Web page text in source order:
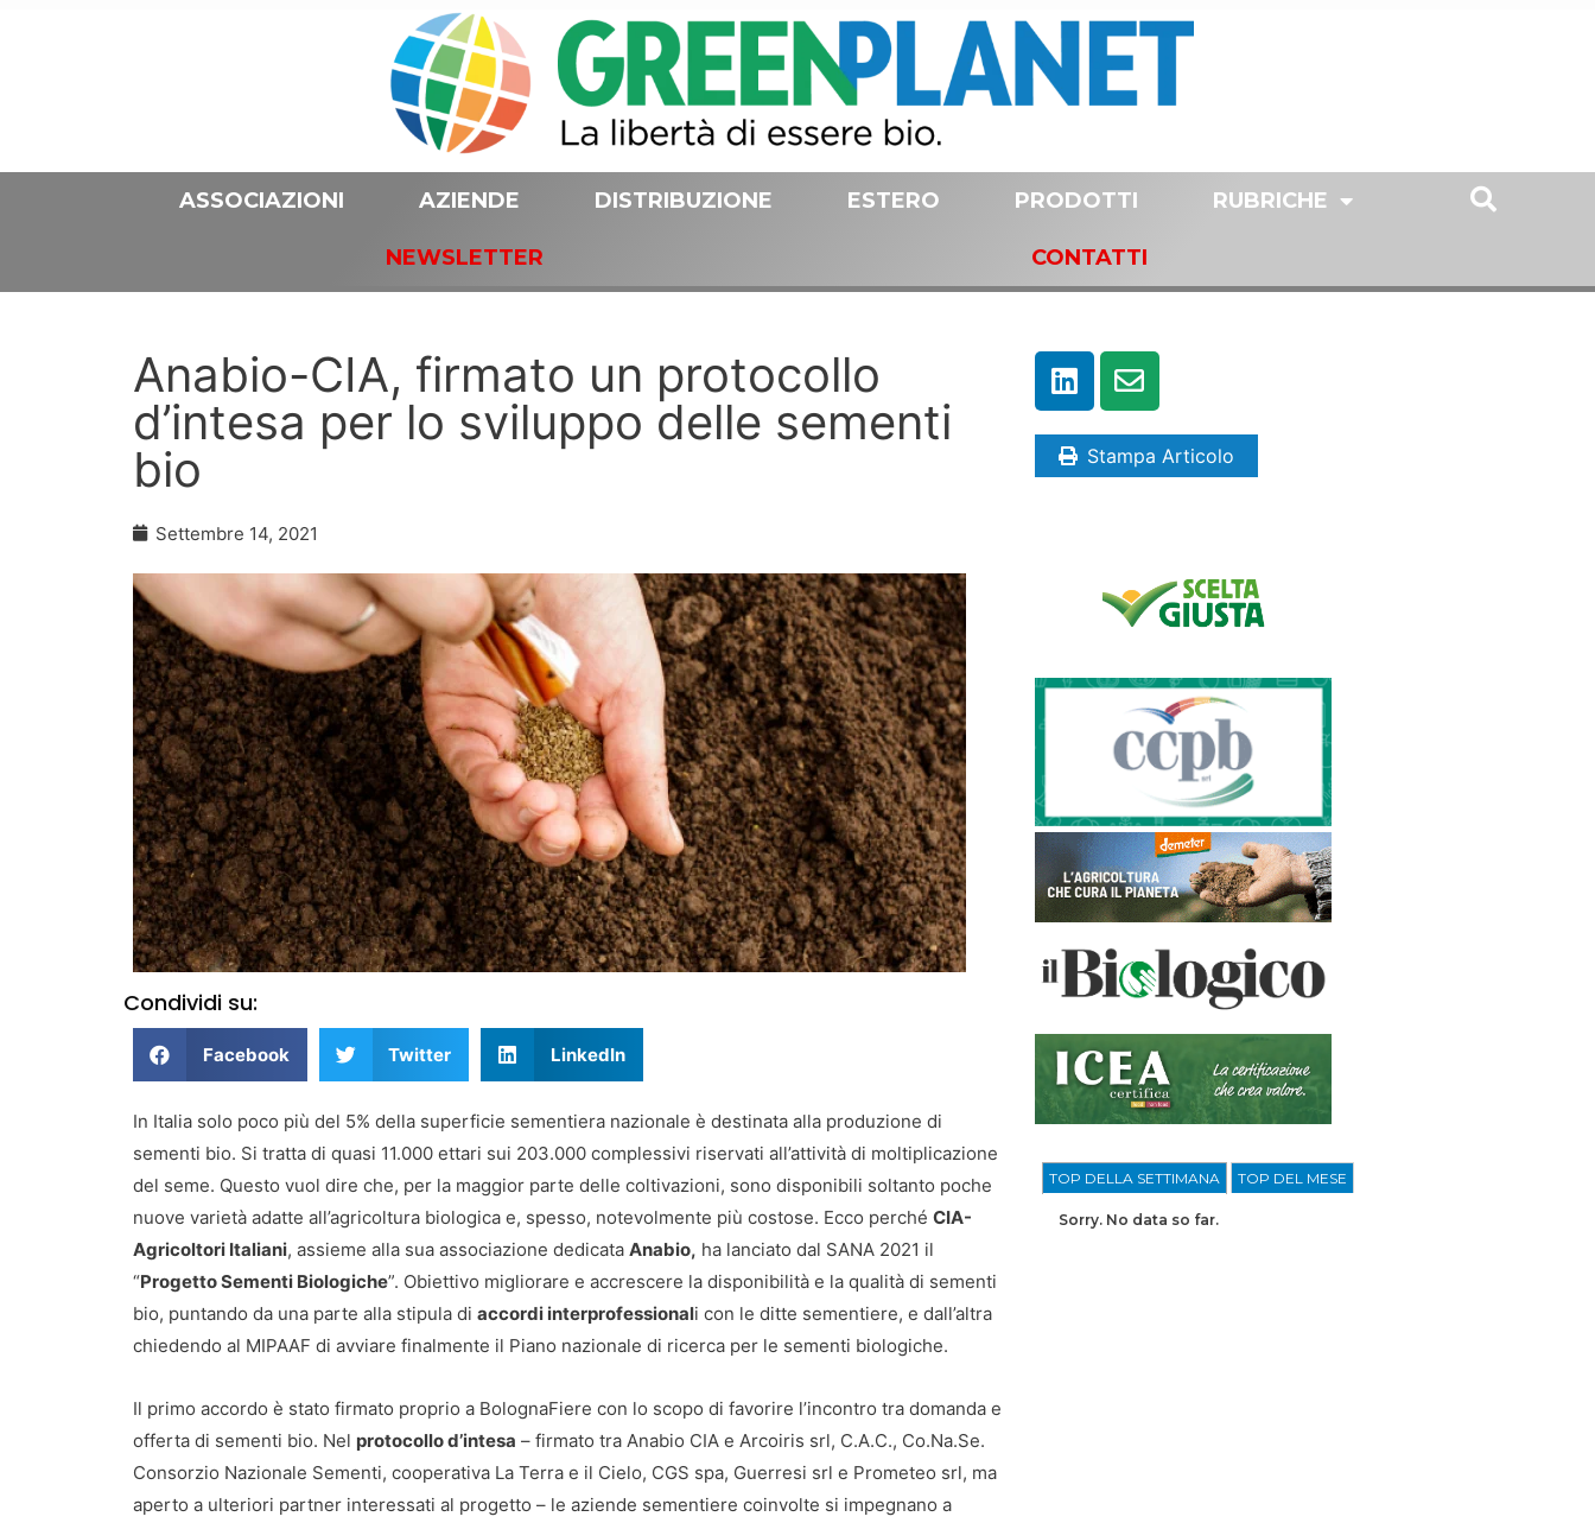
ASSOCIAZIONI AZIENDE DISTRIBUZIONE ESTERO PRODOTTI RUBRICHE
NEWSLETTER CONTATTI
Anabio-CIA, firmato un protocollo
d’intesa per lo sviluppo delle sementi
bio
Settembre 14, 2021
Condividi su:
Facebook Twitter LinkedIn
In Italia solo poco più del 5% della superficie sementiera nazionale è destinata alla produzione di
sementi bio. Si tratta di quasi 11.000 ettari sui 203.000 complessivi riservati all’attività di moltiplicazione
del seme. Questo vuol dire che, per la maggior parte delle coltivazioni, sono disponibili soltanto poche
nuove varietà adatte all’agricoltura biologica e, spesso, notevolmente più costose. Ecco perché CIA-
Agricoltori Italiani, assieme alla sua associazione dedicata Anabio, ha lanciato dal SANA 2021 il
“Progetto Sementi Biologiche”. Obiettivo migliorare e accrescere la disponibilità e la qualità di sementi
bio, puntando da una parte alla stipula di accordi interprofessionali con le ditte sementiere, e dall’altra
chiedendo al MIPAAF di avviare finalmente il Piano nazionale di ricerca per le sementi biologiche.
Il primo accordo è stato firmato proprio a BolognaFiere con lo scopo di favorire l’incontro tra domanda e
offerta di sementi bio. Nel protocollo d’intesa – firmato tra Anabio CIA e Arcoiris srl, C.A.C., Co.Na.Se.
Consorzio Nazionale Sementi, cooperativa La Terra e il Cielo, CGS spa, Guerresi srl e Prometeo srl, ma
aperto a ulteriori partner interessati al progetto – le aziende sementiere coinvolte si impegnano a
Stampa Articolo
TOP DELLA SETTIMANA TOP DEL MESE
Sorry. No data so far.